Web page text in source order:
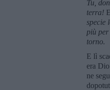
Tu,
terra!
specie
più per
torno.
E lì
era
ne